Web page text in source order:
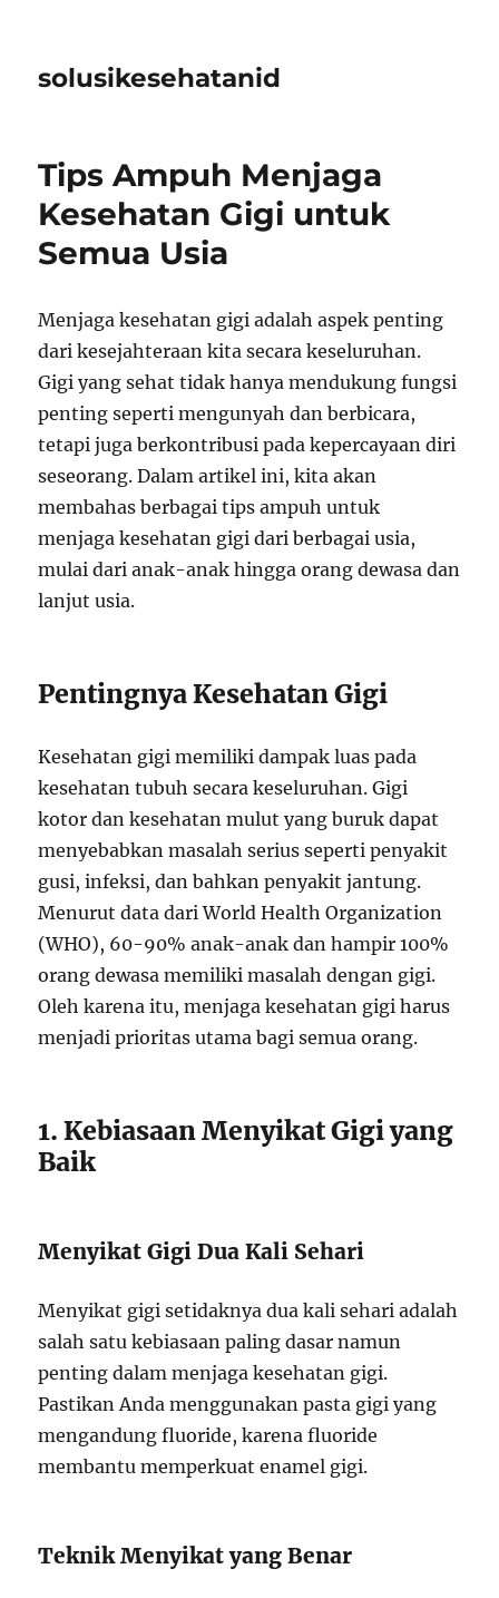
solusikesehatanid
Tips Ampuh Menjaga
Kesehatan Gigi untuk
Semua Usia
Menjaga kesehatan gigi adalah aspek penting
dari kesejahteraan kita secara keseluruhan.
Gigi yang sehat tidak hanya mendukung fungsi
penting seperti mengunyah dan berbicara,
tetapi juga berkontribusi pada kepercayaan diri
seseorang. Dalam artikel ini, kita akan
membahas berbagai tips ampuh untuk
menjaga kesehatan gigi dari berbagai usia,
mulai dari anak-anak hingga orang dewasa dan
lanjut usia.
Pentingnya Kesehatan Gigi
Kesehatan gigi memiliki dampak luas pada
kesehatan tubuh secara keseluruhan. Gigi
kotor dan kesehatan mulut yang buruk dapat
menyebabkan masalah serius seperti penyakit
gusi, infeksi, dan bahkan penyakit jantung.
Menurut data dari World Health Organization
(WHO), 60-90% anak-anak dan hampir 100%
orang dewasa memiliki masalah dengan gigi.
Oleh karena itu, menjaga kesehatan gigi harus
menjadi prioritas utama bagi semua orang.
1. Kebiasaan Menyikat Gigi yang
Baik
Menyikat Gigi Dua Kali Sehari
Menyikat gigi setidaknya dua kali sehari adalah
salah satu kebiasaan paling dasar namun
penting dalam menjaga kesehatan gigi.
Pastikan Anda menggunakan pasta gigi yang
mengandung fluoride, karena fluoride
membantu memperkuat enamel gigi.
Teknik Menyikat yang Benar